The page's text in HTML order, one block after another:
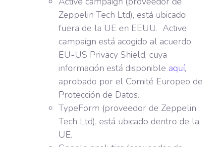
Zeppelin Tech Ltd), está ubicado
fuera de la UE en EEUU. Active
campaign está acogido al acuerdo
EU-US Privacy Shield, cuya
información está disponible aquí,
aprobado por el Comité Europeo de
Protección de Datos.
TypeForm (proveedor de Zeppelin
Tech Ltd), está ubicado dentro de la
UE.